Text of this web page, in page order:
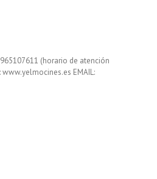
(horario de atención
EMAIL: